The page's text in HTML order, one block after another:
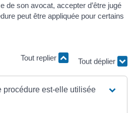
de son avocat, accepter d’être jugé
peut être appliquée pour certains
Tout replier
Tout déplier
procédure est-elle utilisée